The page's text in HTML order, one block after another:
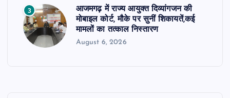
3
आजमगढ़ में राज्य आयुक्त दिव्यांगजन की
मोबाइल कोर्ट, मौके पर सुनीं शिकायतें,कई
मामलों का तत्काल निस्तारण
August 6, 2026